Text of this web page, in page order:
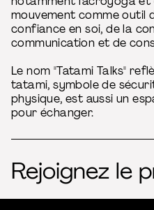
mouvement comme outil
confiance en soi, de la
communication et de
Le nom "Tatami Talks"
tatami, symbole de
physique, est aussi un
pour échanger.
Rejoignez le